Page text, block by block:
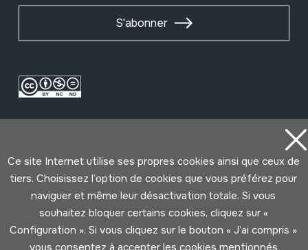
S'abonner
Conditions d'Utilisation
Politique de Privacité
Cookies politique
Ce site Internet utilise ses propres cookies ainsi que ceux de
tiers. Choisissez l’option de cookies que vous préférez pour
naviguer et même leur désactivation totale. Si vous
souhaitez bloquer certains cookies, cliquez sur «
Configuration ». Si vous cliquez sur le bouton « J’ai compris »
vous consentez à accepter les cookies mentionnés